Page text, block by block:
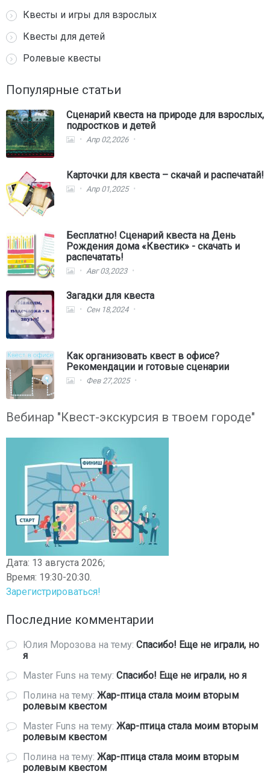
Квесты и игры для взрослых
Квесты для детей
Ролевые квесты
Популярные статьи
Сценарий квеста на природе для взрослых,
подростков и детей
Апр 02,2026
Карточки для квеста – скачай и распечатай!
Апр 01,2025
Бесплатно! Сценарий квеста на День
Рождения дома «Квестик» - скачать и
распечатать!
Авг 03,2023
Загадки для квеста
Сен 18,2024
Как организовать квест в офисе?
Рекомендации и готовые сценарии
Фев 27,2025
Вебинар "Квест-экскурсия в твоем городе"
Дата: 13 августа 2026;
Время: 19:30-20:30.
Зарегистрироваться!
Последние комментарии
Юлия Морозова на тему: Спасибо! Еще не играли, но
я
Master Funs на тему: Спасибо! Еще не играли, но я
Полина на тему: Жар-птица стала моим вторым
ролевым квестом
Master Funs на тему: Жар-птица стала моим вторым
ролевым квестом
Полина на тему: Жар-птица стала моим вторым
ролевым квестом